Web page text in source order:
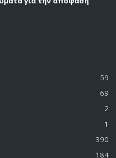
59
69
2
1
390
184